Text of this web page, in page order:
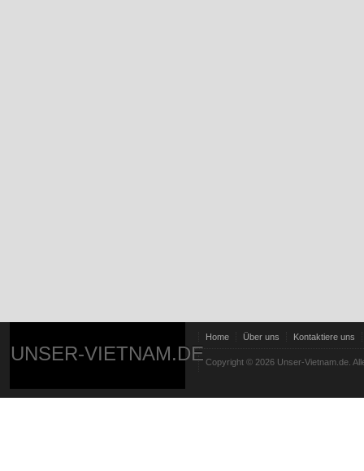
UNSER-VIETNAM.DE
Home Über uns Kontaktiere uns
Copyright © 2026 Unser-Vietnam.de.